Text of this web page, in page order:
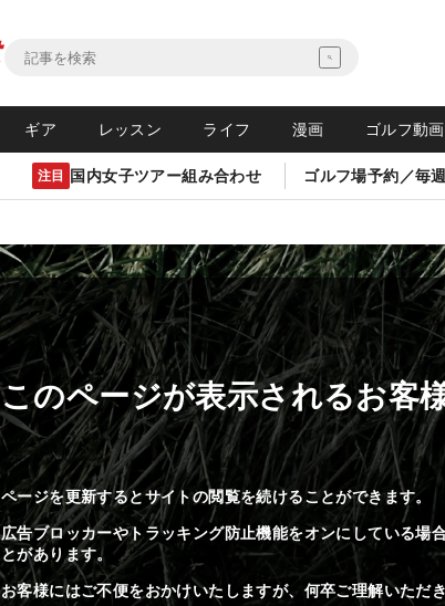
ギア レッスン ライフ 漫画 ゴルフ動画
注目 国内女子ツアー組み合わせ ゴルフ場予約／毎
このページが表示されるお客
ページを更新するとサイトの閲覧を続けることができます。
広告ブロッカーやトラッキング防止機能をオンにしている場
とがあります。
お客様にはご不便をおかけいたしますが、何卒ご理解いただ